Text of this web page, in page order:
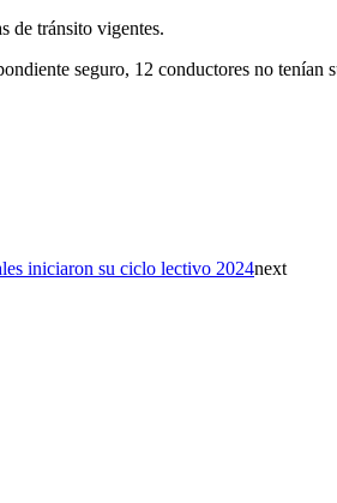
de tránsito vigentes.
seguro, 12 conductores no tenían
iniciaron su ciclo lectivo 2024next